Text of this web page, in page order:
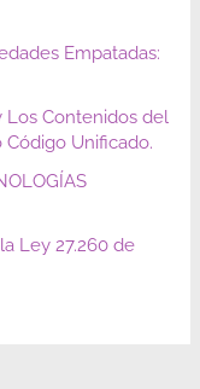
Empatadas:
Los Contenidos del
Unificado.
Ley 27.260 de